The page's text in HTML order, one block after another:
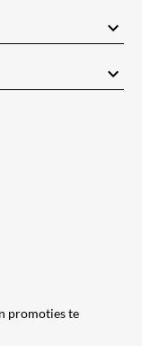
keyboard_arrow_down
keyboard_arrow_down
promoties te